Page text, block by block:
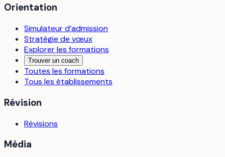
Orientation
Simulateur d’admission
Stratégie de vœux
Explorer les formations
Trouver un coach
Toutes les formations
Tous les établissements
Révision
Révisions
Média